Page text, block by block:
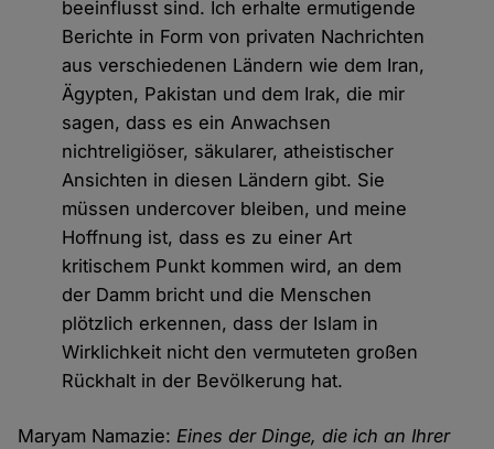
beeinflusst sind. Ich erhalte ermutigende
Berichte in Form von privaten Nachrichten
aus verschiedenen Ländern wie dem Iran,
Ägypten, Pakistan und dem Irak, die mir
sagen, dass es ein Anwachsen
nichtreligiöser, säkularer, atheistischer
Ansichten in diesen Ländern gibt. Sie
müssen undercover bleiben, und meine
Hoffnung ist, dass es zu einer Art
kritischem Punkt kommen wird, an dem
der Damm bricht und die Menschen
plötzlich erkennen, dass der Islam in
Wirklichkeit nicht den vermuteten großen
Rückhalt in der Bevölkerung hat.
Maryam Namazie:Eines der Dinge, die ich an Ihrer